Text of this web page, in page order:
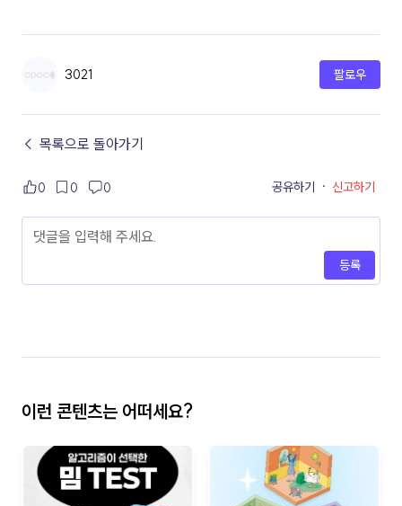
3021 팔로우
← 목록으로 돌아가기
0 0 0 공유하기 · 신고하기
등록
이런 콘텐츠는 어떠세요?